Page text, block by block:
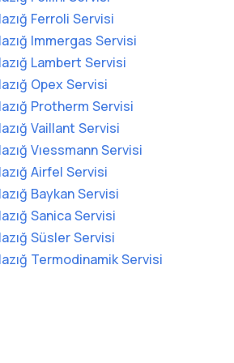
Ferroli Servisi
Immergas Servisi
Lambert Servisi
Opex Servisi
Protherm Servisi
Vaillant Servisi
Vıessmann Servisi
Airfel Servisi
Baykan Servisi
Sanica Servisi
Süsler Servisi
Termodinamik Servisi